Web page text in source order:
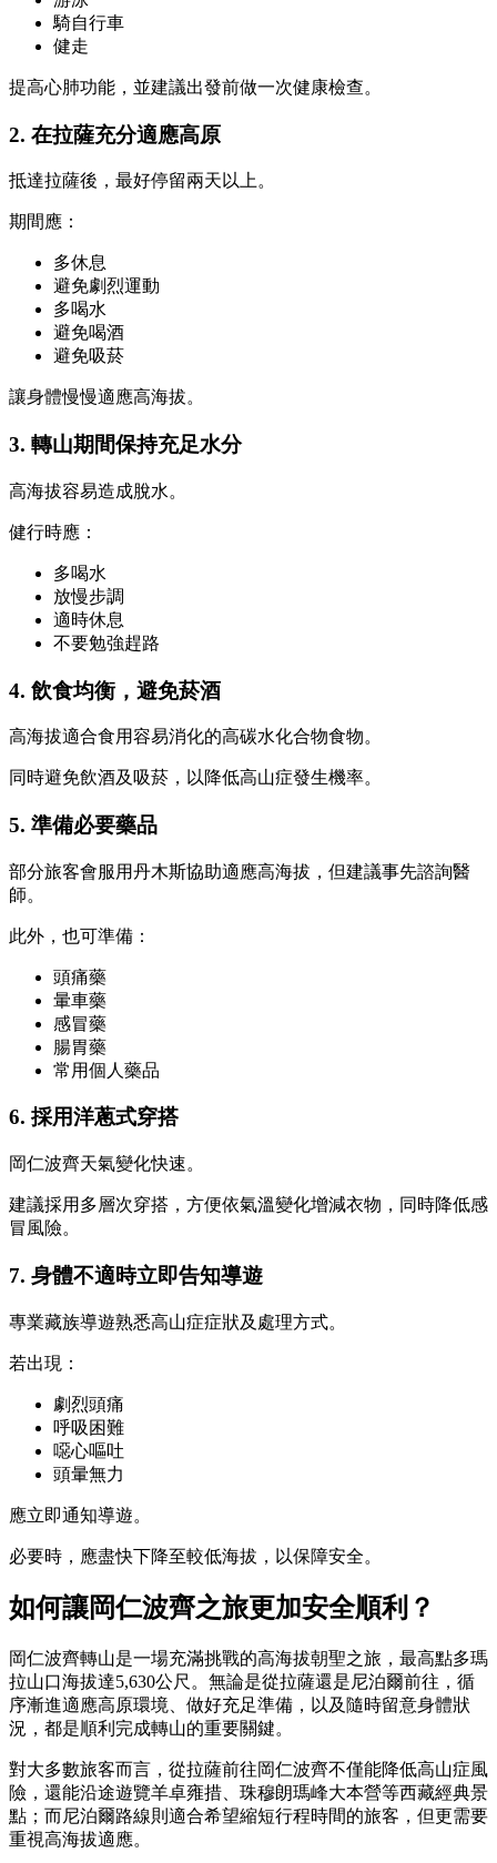
騎自行車
健走
提高心肺功能，並建議出發前做一次健康檢查。
2. 在拉薩充分適應高原
抵達拉薩後，最好停留兩天以上。
期間應：
多休息
避免劇烈運動
多喝水
避免喝酒
避免吸菸
讓身體慢慢適應高海拔。
3. 轉山期間保持充足水分
高海拔容易造成脫水。
健行時應：
多喝水
放慢步調
適時休息
不要勉強趕路
4. 飲食均衡，避免菸酒
高海拔適合食用容易消化的高碳水化合物食物。
同時避免飲酒及吸菸，以降低高山症發生機率。
5. 準備必要藥品
部分旅客會服用丹木斯協助適應高海拔，但建議事先諮詢醫
師。
此外，也可準備：
頭痛藥
暈車藥
感冒藥
腸胃藥
常用個人藥品
6. 採用洋蔥式穿搭
岡仁波齊天氣變化快速。
建議採用多層次穿搭，方便依氣溫變化增減衣物，同時降低感
冒風險。
7. 身體不適時立即告知導遊
專業藏族導遊熟悉高山症症狀及處理方式。
若出現：
劇烈頭痛
呼吸困難
噁心嘔吐
頭暈無力
應立即通知導遊。
必要時，應盡快下降至較低海拔，以保障安全。
如何讓岡仁波齊之旅更加安全順利？
岡仁波齊轉山是一場充滿挑戰的高海拔朝聖之旅，最高點多瑪
拉山口海拔達5,630公尺。無論是從拉薩還是尼泊爾前往，循
序漸進適應高原環境、做好充足準備，以及隨時留意身體狀
況，都是順利完成轉山的重要關鍵。
對大多數旅客而言，從拉薩前往岡仁波齊不僅能降低高山症風
險，還能沿途遊覽羊卓雍措、珠穆朗瑪峰大本營等西藏經典景
點；而尼泊爾路線則適合希望縮短行程時間的旅客，但更需要
重視高海拔適應。